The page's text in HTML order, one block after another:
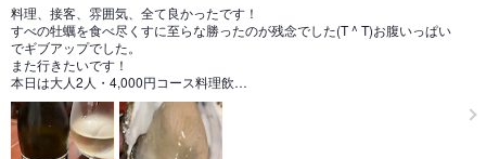
料理、接客、雰囲気、全て良かったです！
すべの牡蠣を食べ尽くすに至らな勝ったのが残念でした(T ^ T)お腹いっぱい
でギブアップでした。
また行きたいです！
本日は大人2人・4,000円コース料理飲…